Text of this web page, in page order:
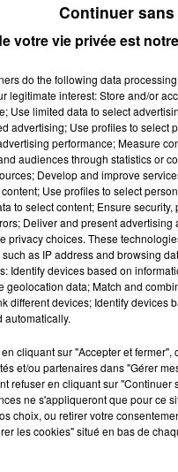
45 sec)
et Garonne du 01/07/
min 45 sec
ET GARONNE
votre vie privée est
do the following data
legitimate interest: Store and/or
Use limited data to select
advertising; Use profiles to select
performance; Measure
audiences through statistics or
Develop and improve
Use profiles to select
to select content; Ensure security,
Deliver and present advertising
privacy choices. These
as IP address and browsing
Identify devices based on
geolocation data; Match and
different devices; Identify devices
automatically.
cliquant sur "Accepter et fermer",
et/ou partenaires dans "Gérer
refuser en cliquant sur "Continuer
ne s'appliqueront que pour ce
choix, ou retirer votre
les cookies" situé en bas de
Continuer